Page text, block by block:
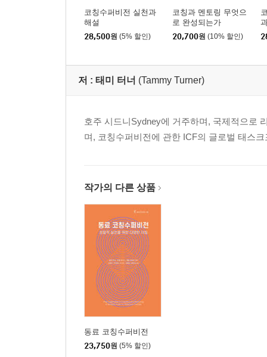
코칭수퍼비전 실천과
해설
28,500원 (5% 할인)
코칭과 멘토링 무엇으
로 완성되는가
20,700원 (10% 할인)
저 : 태미 터너 (Tammy Turner)
호주 시드니Sydney에 거주하며, 국제적으로
며, 코칭수퍼비전에 관한 ICF의 글로벌 태스
작가의 다른 상품
동료 코칭수퍼비전
23,750원 (5% 할인)